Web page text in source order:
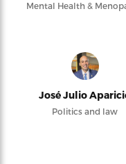
Mental Health &
José Julio
Politics and law